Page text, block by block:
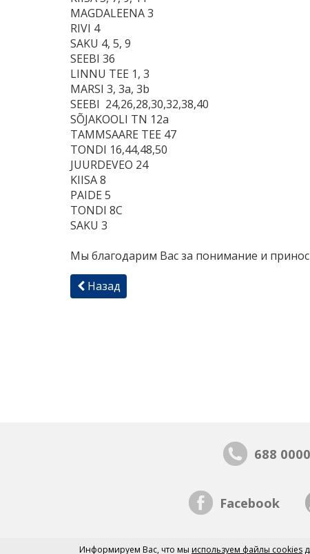
MAGDALEENA 3
RIVI 4
SAKU 4, 5, 9
SEEBI 36
LINNU TEE 1, 3
MARSI 3, 3a, 3b
SEEBI 24,26,28,30,32,38,40
SÕJAKOOLI TN 12a
TAMMSAARE TEE 47
TONDI 16,44,48,50
JUURDEVEO 24
KIISA 8
PAIDE 5
TONDI 8C
SAKU 3
Мы благодарим Вас за понимание и
Назад
688 0000
Facebook
Информируем Вас, что мы используем файлы cookies